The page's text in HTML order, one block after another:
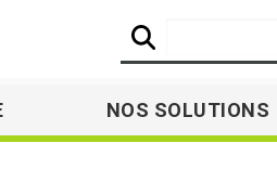
NOS SOLUTIONS